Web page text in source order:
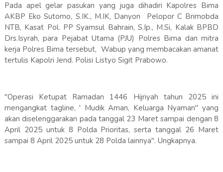
Pada apel gelar pasukan yang juga dihadiri Kapolres Bima
AKBP Eko Sutomo, S.IK., M.IK, Danyon Pelopor C Brimobda
NTB, Kasat Pol. PP Syamsul Bahrain, S.Ip., M.Si, Kalak BPBD
Drs.Isyrah, para Pejabat Utama (PJU) Polres Bima dan mitra
kerja Polres Bima tersebut, Wabup yang membacakan amanat
tertulis Kapolri Jend. Polisi Listyo Sigit Prabowo.
"Operasi Ketupat Ramadan 1446 Hijriyah tahun 2025 ini
mengangkat tagline, ' Mudik Aman, Keluarga Nyaman" yang
akan diselenggarakan pada tanggal 23 Maret sampai dengan 8
April 2025 untuk 8 Polda Prioritas, serta tanggal 26 Maret
sampai 8 April 2025 untuk 28 Polda lainnya". Ungkapnya.